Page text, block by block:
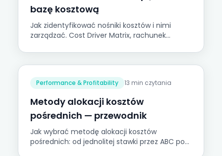
bazę kosztową
Jak zidentyfikować nośniki kosztów i nimi
zarządzać. Cost Driver Matrix, rachunek
MŚP.
Performance & Profitability 13 min czytania
Metody alokacji kosztów
pośrednich — przewodnik
Jak wybrać metodę alokacji kosztów
pośrednich: od jednolitej stawki przez ABC po